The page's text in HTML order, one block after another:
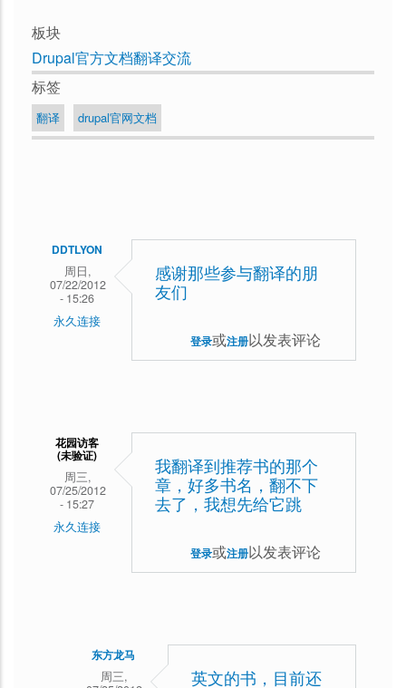
板块
Drupal官方文档翻译交流
标签
翻译 drupal官网文档
DDTLYON
周日,
07/22/2012
- 15:26
永久连接
感谢那些参与翻译的朋
友们
登录或注册以发表评论
花园访客
(未验证)
周三,
07/25/2012
- 15:27
永久连接
我翻译到推荐书的那个
章，好多书名，翻不下
去了，我想先给它跳
登录或注册以发表评论
东方龙马
周三,
英文的书，目前还